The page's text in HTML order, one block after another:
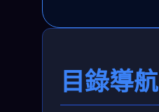
目錄導航